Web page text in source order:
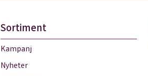
Sortiment
Kampanj
Nyheter